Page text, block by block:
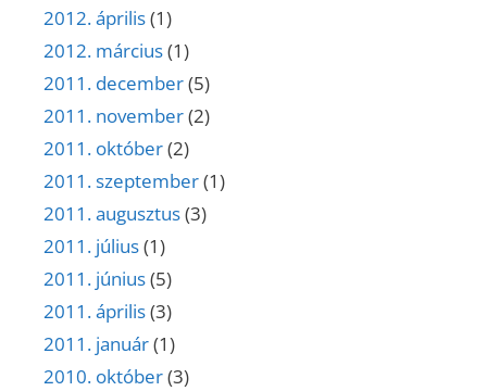
2012. április(1)
2012. március(1)
2011. december(5)
2011. november(2)
2011. október(2)
2011. szeptember(1)
2011. augusztus(3)
2011. július(1)
2011. június(5)
2011. április(3)
2011. január(1)
2010. október(3)